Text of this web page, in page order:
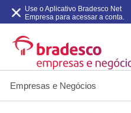
Empresas e Negócios
Use o Aplicativo Bradesco Net
Empresa para acessar a conta.